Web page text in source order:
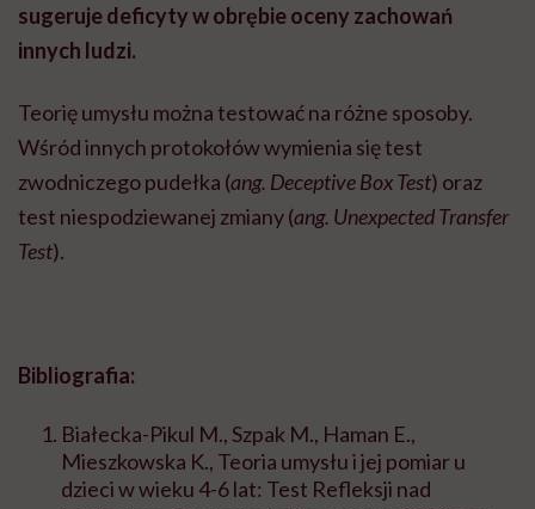
sugeruje deficyty w obrębie oceny zachowań
innych ludzi.
Teorię umysłu można testować na różne sposoby.
Wśród innych protokołów wymienia się test
zwodniczego pudełka (ang. Deceptive Box Test) oraz
test niespodziewanej zmiany (ang. Unexpected Transfer
Test).
Bibliografia:
Białecka-Pikul M., Szpak M., Haman E.,
Mieszkowska K., Teoria umysłu i jej pomiar u
dzieci w wieku 4-6 lat: Test Refleksji nad